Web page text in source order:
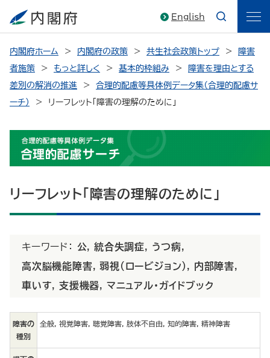
English
内閣府ホーム 内閣府の政策 共生社会政策トップ
障害
者施策
もっと詳しく 基本的枠組み
障害を理由とする
差別の解消の推進
合理的配慮等具体例データ集（合理的配慮サ
ーチ）
リーフレット「障害の理解のために」
リーフレット「障害の理解のために」
キーワード： 公,統合失調症, うつ病,
高次脳機能障害, 弱視(ロービジョン) , 内部障害,
車いす,支援機器, マニュアル・ガイドブック
障害の
種別
全般, 視覚障害, 聴覚障害, 肢体不自由, 知的障害, 精神障害